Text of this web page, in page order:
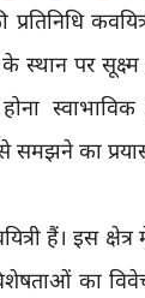
प्रतिनिधि
के स्थान पर
समझने का
हैं। इस
का